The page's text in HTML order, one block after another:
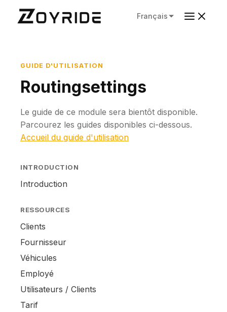
Français
GUIDE D'UTILISATION
Routingsettings
Le guide de ce module sera bientôt disponible.
Parcourez les guides disponibles ci-dessous.
Accueil du guide d'utilisation
INTRODUCTION
Introduction
RESSOURCES
Clients
Fournisseur
Véhicules
Employé
Utilisateurs / Clients
Tarif